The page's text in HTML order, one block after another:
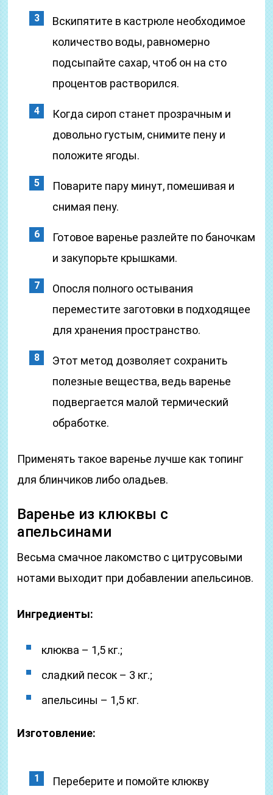
Вскипятите в кастрюле необходимое
количество воды, равномерно
подсыпайте сахар, чтоб он на сто
процентов растворился.
Когда сироп станет прозрачным и
довольно густым, снимите пену и
положите ягоды.
Поварите пару минут, помешивая и
снимая пену.
Готовое варенье разлейте по баночкам
и закупорьте крышками.
Опосля полного остывания
переместите заготовки в подходящее
для хранения пространство.
Этот метод дозволяет сохранить
полезные вещества, ведь варенье
подвергается малой термический
обработке.
Применять такое варенье лучше как топинг
для блинчиков либо оладьев.
Варенье из клюквы с
апельсинами
Весьма смачное лакомство с цитрусовыми
нотами выходит при добавлении апельсинов.
Ингредиенты:
клюква – 1,5 кг.;
сладкий песок – 3 кг.;
апельсины – 1,5 кг.
Изготовление:
Переберите и помойте клюкву